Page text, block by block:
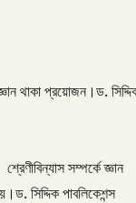
থাকা প্রয়োজন।ড.
সম্পর্কে জ্ঞান
সিদ্দিক পাবলিকেশন্স